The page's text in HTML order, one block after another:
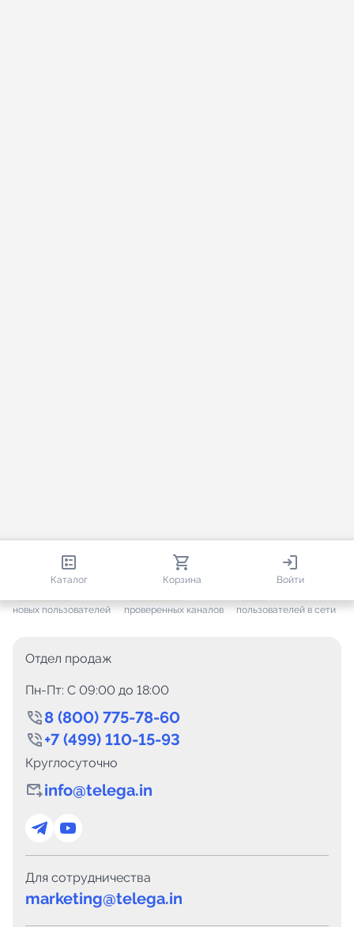
Каталог Корзина Войти
813 851
новых пользователей проверенных каналов пользователей в сети
Отдел продаж
Пн-Пт: C 09:00 до 18:00
8 (800) 775-78-60
+7 (499) 110-15-93
Круглосуточно
info@telega.in
Для сотрудничества
marketing@telega.in